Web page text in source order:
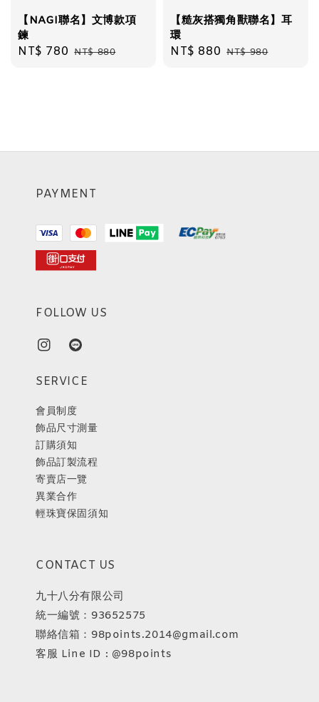
【NAGI聯名】文博款項
鍊
Sale
NT$ 780 Regular
NT$ 880
【糙灰搭獨角獸聯名】耳
環
Sale
NT$ 880 Regular
NT$ 980
PAYMENT
FOLLOW US
SERVICE
會員制度
飾品尺寸測量
訂購須知
飾品訂製流程
寄賣店一覽
異業合作
輕珠寶保固須知
CONTACT US
九十八分有限公司
統一編號：93652575
聯絡信箱：98points.2014@gmail.com
客服 Line ID : @98points